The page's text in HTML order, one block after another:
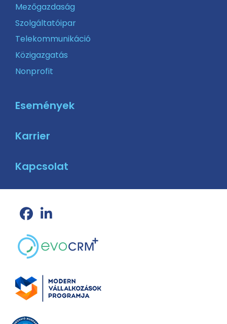
Mezőgazdaság
Szolgáltatóipar
Telekommunikáció
Közigazgatás
Nonprofit
Események
Karrier
Kapcsolat